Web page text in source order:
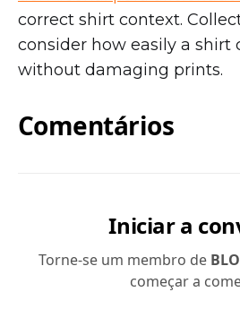
correct shirt context.
consider how easily a shirt
without damaging prints.